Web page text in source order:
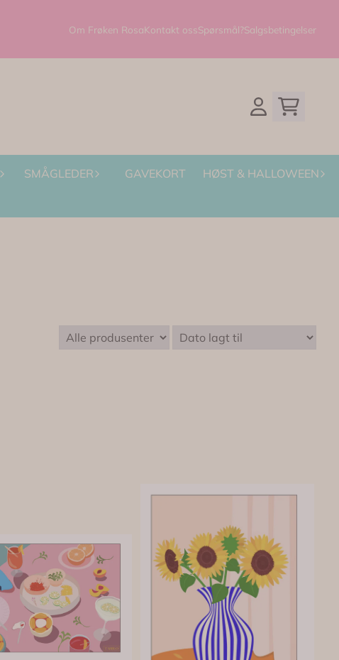
Om Frøken RosaKontakt ossSpørsmål?Salgsbetingelser
SMÅGLEDER GAVEKORT
HØST & HALLOWEEN